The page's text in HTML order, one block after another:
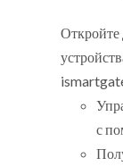
Откройте
с